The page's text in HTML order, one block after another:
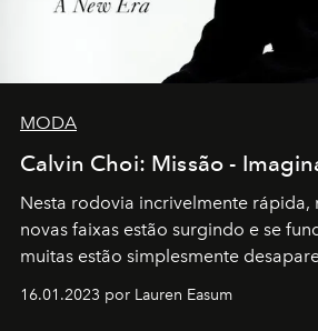
MODA
Calvin Choi: Missão -
Nesta rodovia incrivelmente rápida,
novas faixas estão surgindo e se
muitas estão simplesmente
transportador AMTD abrindo
16.01.2023 por Lauren Easum